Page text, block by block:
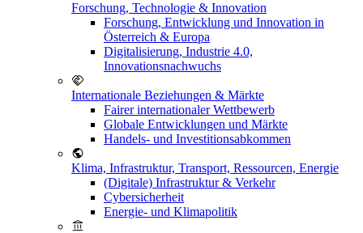
Forschung, Technologie & Innovation
Forschung, Entwicklung und Innovation in
Österreich & Europa
Digitalisierung, Industrie 4.0,
Innovationsnachwuchs
Internationale Beziehungen & Märkte
Fairer internationaler Wettbewerb
Globale Entwicklungen und Märkte
Handels- und Investitionsabkommen
Klima, Infrastruktur, Transport, Ressourcen, Energie
(Digitale) Infrastruktur & Verkehr
Cybersicherheit
Energie- und Klimapolitik